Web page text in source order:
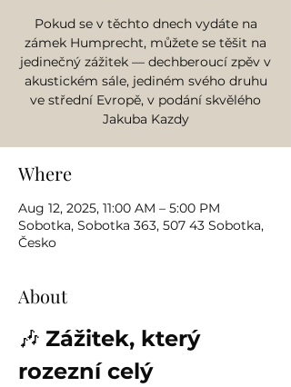
Pokud se v těchto dnech vydáte na
zámek Humprecht, můžete se těšit na
jedinečný zážitek — dechberoucí zpěv v
akustickém sále, jediném svého druhu
ve střední Evropě, v podání skvělého
Jakuba Kazdy
Where
Aug 12, 2025, 11:00 AM – 5:00 PM
Sobotka, Sobotka 363, 507 43 Sobotka,
Česko
About
🎶 Zážitek, který
rozezní celý